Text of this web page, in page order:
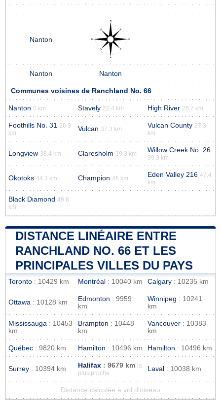
Nanton
Nanton Nanton
Communes voisines de Ranchland No. 66
Nanton 0 km Stavely 22.4 km High River 26.7 km
Foothills No. 31
26.8
km
Vulcan 37.3 km Vulcan County 37.3
km
Longview 38.4 km Claresholm 39.3 km Willow Creek No. 26
39.3 km
Okotoks 44.3 km Champion 46 km Eden Valley 216 47.4
km
Black Diamond 49.8
km
DISTANCE LINÉAIRE ENTRE
RANCHLAND NO. 66 ET LES
PRINCIPALES VILLES DU PAYS
Toronto : 10429 km Montréal : 10040 km Calgary : 10235 km
Ottawa : 10128 km Edmonton : 9959
km
Winnipeg : 10241
km
Mississauga : 10453
km
Brampton : 10448
km
Vancouver : 10383
km
Québec : 9820 km Hamilton : 10496 km Hamilton : 10496 km
Surrey : 10394 km Halifax : 9679 km
la
plus proche
Laval : 10038 km
Distance calculée à vol d'oiseau